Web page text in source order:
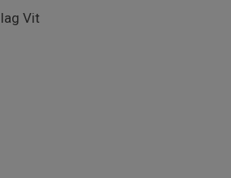
Vit